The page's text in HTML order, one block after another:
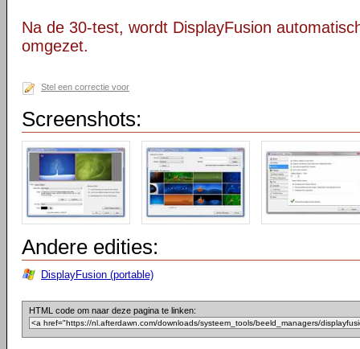
Na de 30-test, wordt DisplayFusion
omgezet.
Stel een correctie voor
Screenshots:
Andere edities:
DisplayFusion (portable)
HTML code om naar deze pagina te linken: